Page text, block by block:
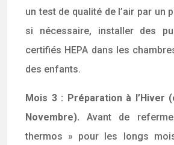
un test de qualité de l’air par un
si nécessaire, installer des
certifiés HEPA dans les
des enfants.
Mois 3 : Préparation à l’Hiver
Novembre). Avant de
thermos » pour les longs